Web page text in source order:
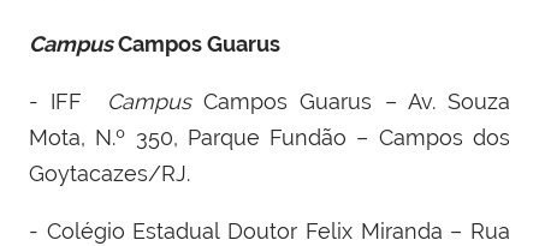
CampusCampos­ Guarus
- IFF ­ CampusCampos Guarus – Av. Souza
Mota, N.º 350, Parque Fundão – Campos dos
Goytacazes/RJ.
- Colégio Estadual Doutor Felix Miranda – Rua